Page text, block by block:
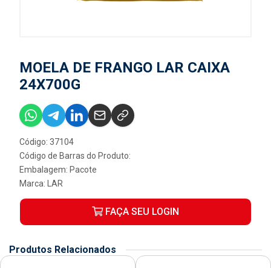
MOELA DE FRANGO LAR CAIXA
24X700G
Código: 37104
Código de Barras do Produto:
Embalagem: Pacote
Marca:
LAR
FAÇA SEU LOGIN
Produtos Relacionados